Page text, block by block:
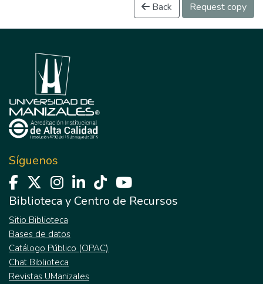
Back Request copy
Síguenos
Biblioteca y Centro de Recursos
Sitio Biblioteca
Bases de datos
Catálogo Público (OPAC)
Chat Biblioteca
Revistas UManizales